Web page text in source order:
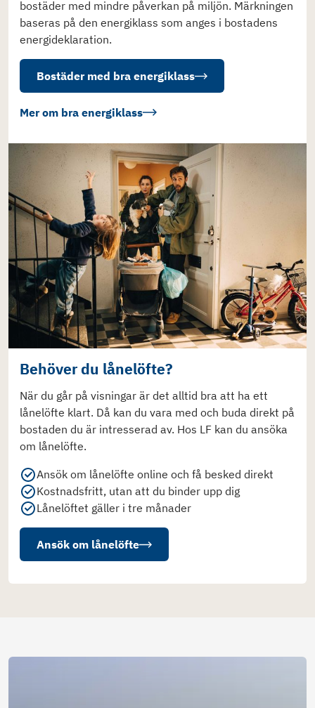
bostäder med mindre påverkan på miljön. Märkningen
baseras på den energiklass som anges i bostadens
energideklaration.
Bostäder med bra energiklass
Mer om bra energiklass
Behöver du lånelöfte?
När du går på visningar är det alltid bra att ha ett
lånelöfte klart. Då kan du vara med och buda direkt på
bostaden du är intresserad av. Hos LF kan du ansöka
om lånelöfte.
Ansök om lånelöfte online och få besked direkt
Kostnadsfritt, utan att du binder upp dig
Lånelöftet gäller i tre månader
Ansök om lånelöfte